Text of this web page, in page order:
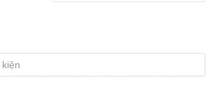
kiện